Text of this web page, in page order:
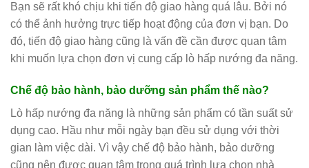
Bạn sẽ rất khó chịu khi tiến độ giao hàng quá lâu. Bởi nó
có thể ảnh hưởng trực tiếp hoạt động của đơn vị bạn. Do
đó, tiến độ giao hàng cũng là vấn đề cần được quan tâm
khi muốn lựa chọn đơn vị cung cấp lò hấp nướng đa năng.
Chế độ bảo hành, bảo dưỡng sản phẩm thế nào?
Lò hấp nướng đa năng là những sản phẩm có tần suất sử
dụng cao. Hầu như mỗi ngày bạn đều sử dụng với thời
gian làm việc dài. Vì vậy chế độ bảo hành, bảo dưỡng
cũng nên được quan tâm trong quá trình lựa chọn nhà